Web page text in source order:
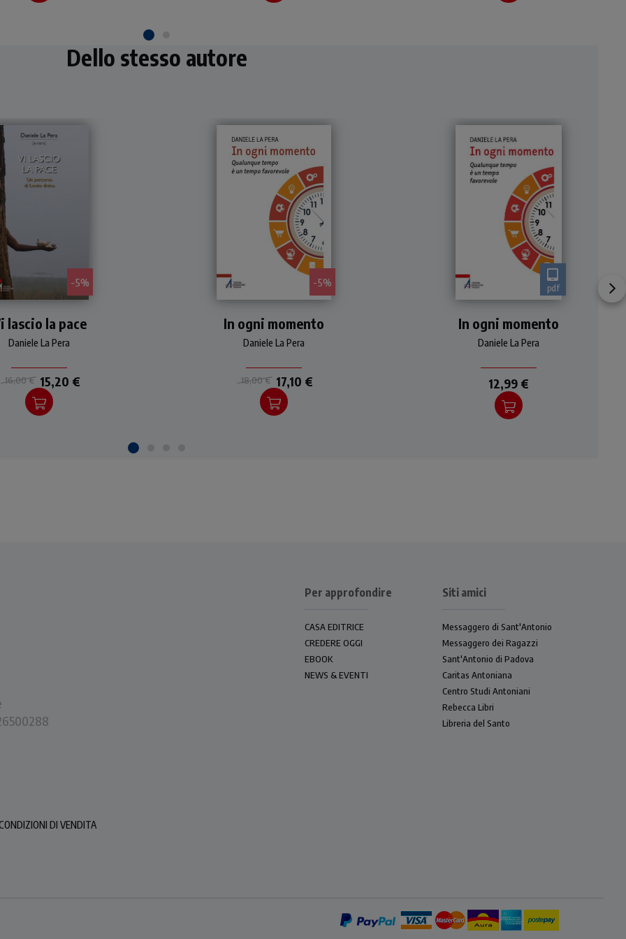
Dello stesso autore
- 5%
di diversi autori per
scrutare in profondità i
passi biblici più belli e
pace.
Daniele La Pera
lascio la pace
16,00 € 15,20 €
- 5%
prospettiva cristiana per
scorgere in ogni momento il
tempo favorevole che ci è
Daniele La Pera
In ogni momento
18,00 € 17,10 €
pdf
prospettiva cristiana per
scorgere in ogni momento il
tempo favorevole che ci è
Daniele La Pera
In ogni momento
12,99 €
DI VENDITA
Per approfondire
CASA EDITRICE
CREDERE OGGI
EBOOK
NEWS & EVENTI
Siti amici
Messaggero di Sant'Antonio
Messaggero dei Ragazzi
Sant'Antonio di Padova
Caritas Antoniana
Centro Studi Antoniani
Rebecca Libri
Libreria del Santo